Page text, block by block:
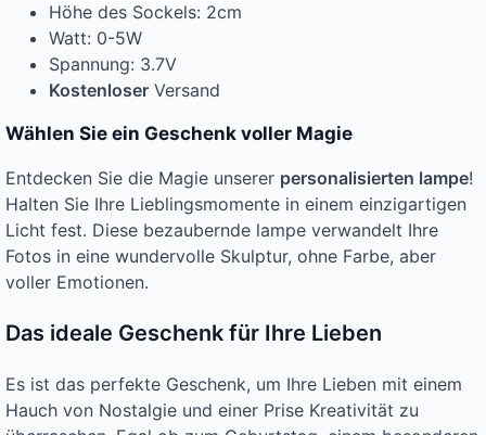
Höhe des Sockels: 2cm
Watt: 0-5W
Spannung: 3.7V
Kostenloser Versand
Wählen Sie ein Geschenk voller Magie
Entdecken Sie die Magie unserer personalisierten lampe!
Halten Sie Ihre Lieblingsmomente in einem einzigartigen
Licht fest. Diese bezaubernde lampe verwandelt Ihre
Fotos in eine wundervolle Skulptur, ohne Farbe, aber
voller Emotionen.
Das ideale Geschenk für Ihre Lieben
Es ist das perfekte Geschenk, um Ihre Lieben mit einem
Hauch von Nostalgie und einer Prise Kreativität zu